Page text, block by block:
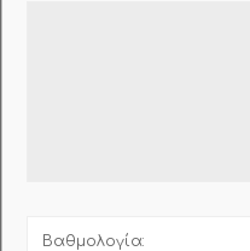
Βαθμολογία: